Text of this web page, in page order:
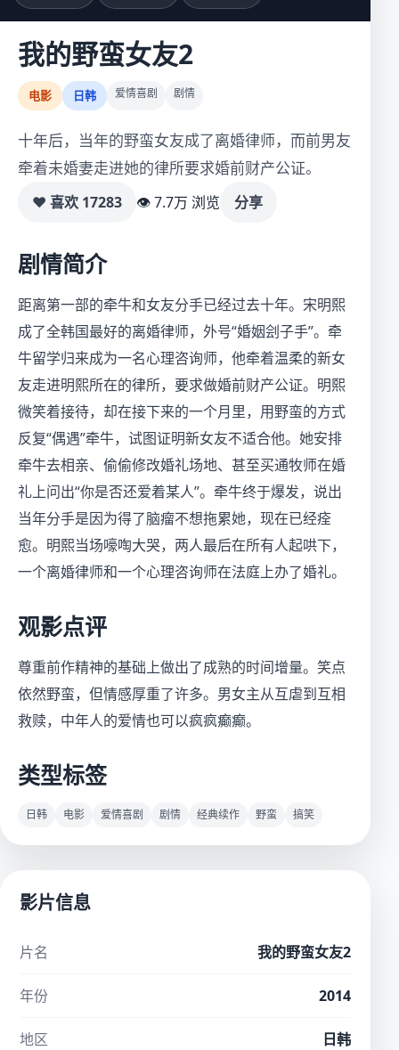
我的野蛮女友2
电影 日韩 爱情喜剧 剧情
十年后，当年的野蛮女友成了离婚律师，而前男友
牵着未婚妻走进她的律所要求婚前财产公证。
♥ 喜欢 17283 👁 7.7万 浏览 分享
剧情简介
距离第一部的牵牛和女友分手已经过去十年。宋明熙
成了全韩国最好的离婚律师，外号“婚姻刽子手”。牵
牛留学归来成为一名心理咨询师，他牵着温柔的新女
友走进明熙所在的律所，要求做婚前财产公证。明熙
微笑着接待，却在接下来的一个月里，用野蛮的方式
反复“偶遇”牵牛，试图证明新女友不适合他。她安排
牵牛去相亲、偷偷修改婚礼场地、甚至买通牧师在婚
礼上问出“你是否还爱着某人”。牵牛终于爆发，说出
当年分手是因为得了脑瘤不想拖累她，现在已经痊
愈。明熙当场嚎啕大哭，两人最后在所有人起哄下，
一个离婚律师和一个心理咨询师在法庭上办了婚礼。
观影点评
尊重前作精神的基础上做出了成熟的时间增量。笑点
依然野蛮，但情感厚重了许多。男女主从互虐到互相
救赎，中年人的爱情也可以疯疯癫癫。
类型标签
日韩 电影 爱情喜剧 剧情 经典续作 野蛮 搞笑
影片信息
片名 我的野蛮女友2
年份 2014
地区 日韩